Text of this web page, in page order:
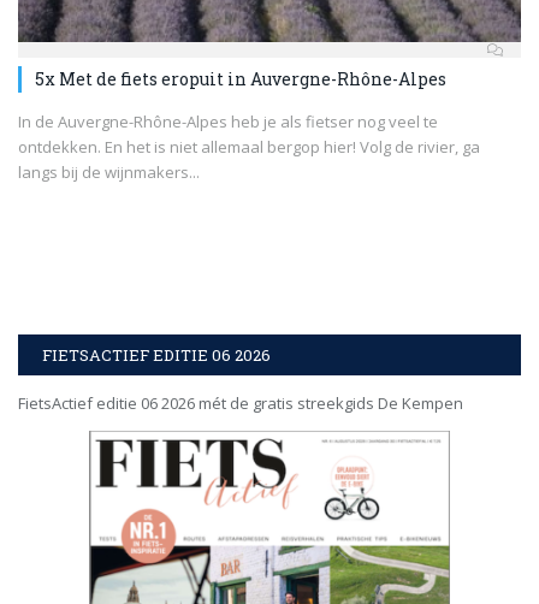
5x Met de fiets eropuit in Auvergne-Rhône-Alpes
In de Auvergne-Rhône-Alpes heb je als fietser nog veel te
ontdekken. En het is niet allemaal bergop hier! Volg de rivier, ga
langs bij de wijnmakers...
FIETSACTIEF EDITIE 06 2026
FietsActief editie 06 2026 mét de gratis streekgids De Kempen